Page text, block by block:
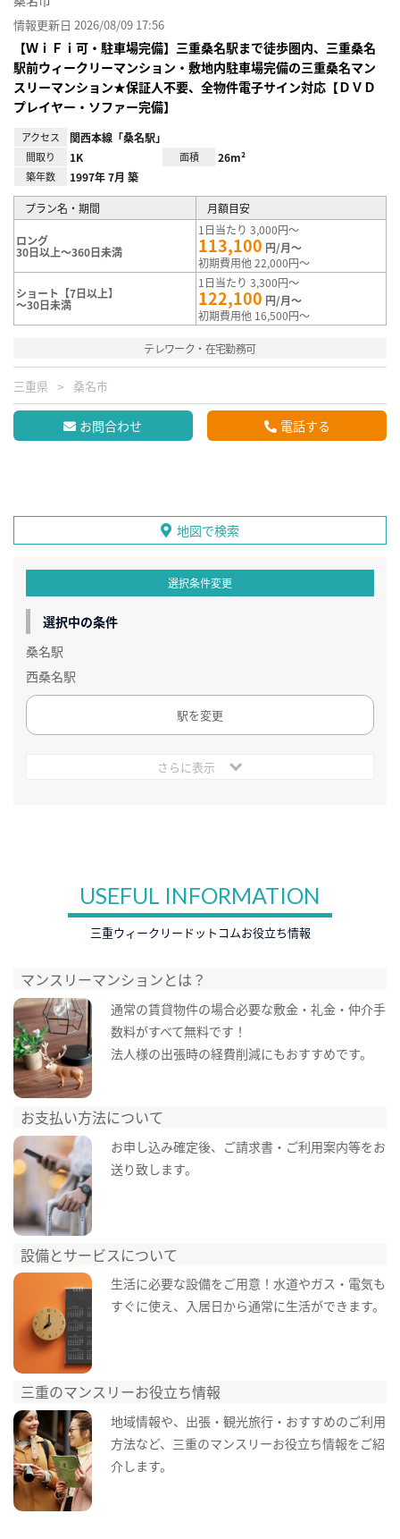
情報更新日 2026/08/09 17:56
【ＷｉＦｉ可・駐車場完備】三重桑名駅まで徒歩圏内、三重桑名
駅前ウィークリーマンション・敷地内駐車場完備の三重桑名マン
スリーマンション★保証人不要、全物件電子サイン対応【ＤＶＤ
プレイヤー・ソファー完備】
アクセス 関西本線「桑名駅」
間取り 1K 面積 26m²
築年数 1997年 7月 築
プラン名・期間 月額目安
ロング
30日以上～360日未満
1日当たり 3,000円～
113,100 円/月～
初期費用他 22,000円～
ショート【7日以上】
～30日未満
1日当たり 3,300円～
122,100 円/月～
初期費用他 16,500円～
テレワーク・在宅勤務可
三重県 桑名市
お問合わせ 電話する
地図で検索
選択条件変更
選択中の条件
桑名駅
西桑名駅
駅を変更
さらに表示
USEFUL INFORMATION
三重ウィークリードットコムお役立ち情報
マンスリーマンションとは？
通常の賃貸物件の場合必要な敷金・礼金・仲介手
数料がすべて無料です！
法人様の出張時の経費削減にもおすすめです。
お支払い方法について
お申し込み確定後、ご請求書・ご利用案内等をお
送り致します。
設備とサービスについて
生活に必要な設備をご用意！水道やガス・電気も
すぐに使え、入居日から通常に生活ができます。
三重のマンスリーお役立ち情報
地域情報や、出張・観光旅行・おすすめのご利用
方法など、三重のマンスリーお役立ち情報をご紹
介します。